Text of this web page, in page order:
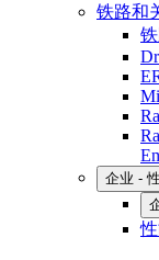
铁路和
企业 -